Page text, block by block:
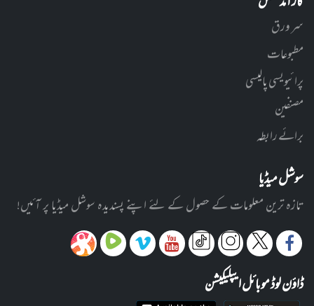
سر ورق
مطبوعات
پرائیویسی پالیسی
مصنفین
برائے رابطہ
سوشل میڈیا
تازہ ترین معلومات کے حصول کے لئے اپنے پسندیدہ سوشل میڈیا پر آئیں!
ڈاؤن لوڈ موبائل ایپلیکیشن